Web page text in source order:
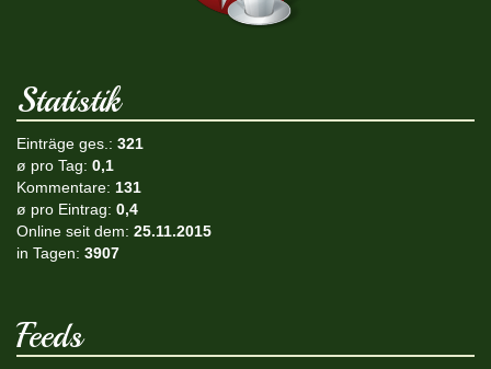
Statistik
Einträge ges.: 321
ø pro Tag: 0,1
Kommentare: 131
ø pro Eintrag: 0,4
Online seit dem: 25.11.2015
in Tagen: 3907
Feeds